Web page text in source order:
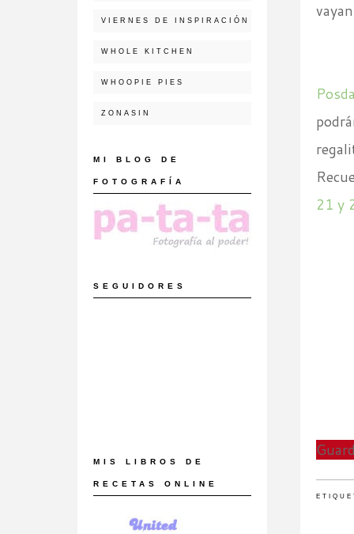
21 y
VIERNES DE INSPIRACIÓN
WHOLE KITCHEN
WHOOPIE PIES
ZONASIN
MI BLOG DE
FOTOGRAFÍA
SEGUIDORES
MIS LIBROS DE
RECETAS ONLINE